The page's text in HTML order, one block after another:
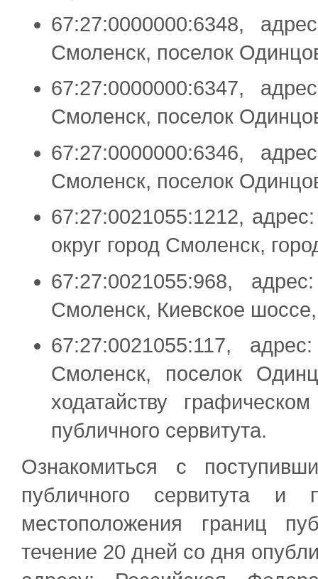
67:27:0000000:6348,
Смоленск, поселок
67:27:0000000:6347,
Смоленск, поселок
67:27:0000000:6346,
Смоленск, поселок
67:27:0021055:1212,
округ город Смоленск,
67:27:0021055:968,
Смоленск, Киевское
67:27:0021055:117,
Смоленск, поселок
ходатайству
публичного сервитута.
Ознакомиться с
публичного сервитута
местоположения границ
течение 20 дней со дня